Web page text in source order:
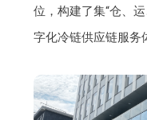
位，构建了集“仓、
字化冷链供应链服务